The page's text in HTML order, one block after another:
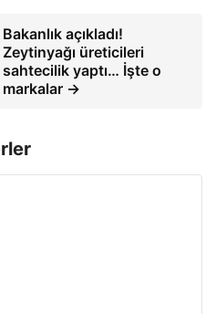
Bakanlık açıkladı!
Zeytinyağı üreticileri
sahtecilik yaptı… İşte o
markalar →